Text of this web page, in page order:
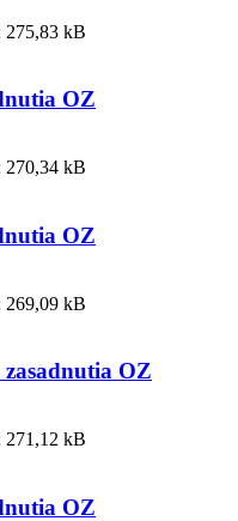
275,83 kB
OZ
270,34 kB
OZ
269,09 kB
zasadnutia OZ
271,12 kB
OZ